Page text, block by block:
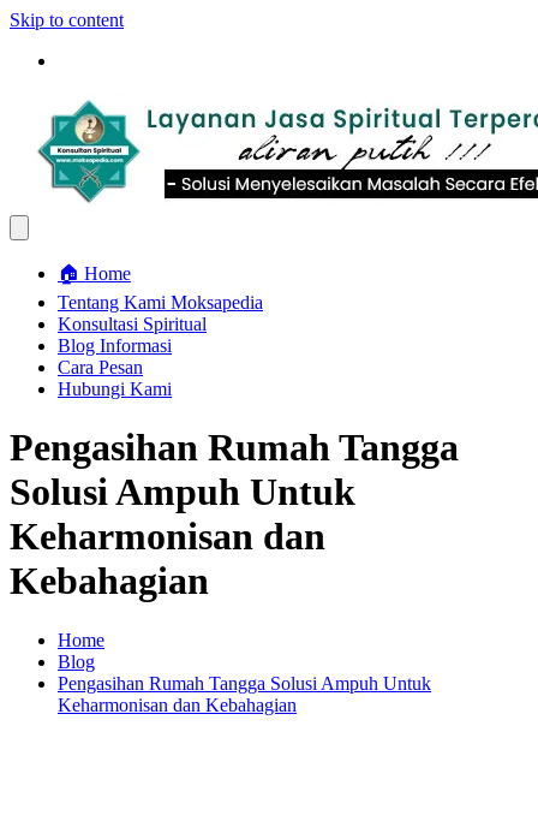
Skip to content
🏠 Home
Tentang Kami Moksapedia
Konsultasi Spiritual
Blog Informasi
Cara Pesan
Hubungi Kami
Pengasihan Rumah Tangga
Solusi Ampuh Untuk
Keharmonisan dan
Kebahagian
Home
Blog
Pengasihan Rumah Tangga Solusi Ampuh Untuk
Keharmonisan dan Kebahagian